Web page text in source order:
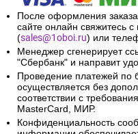
После оформления
сайте онлайн свяжитесь
(sales@1oboi.ru) или
Менеджер сгенерирует
"Сбербанк" и направит
Проведение платежей по
осуществляется без
соответствии с
MasterCard, МИР.
Конфиденциальность